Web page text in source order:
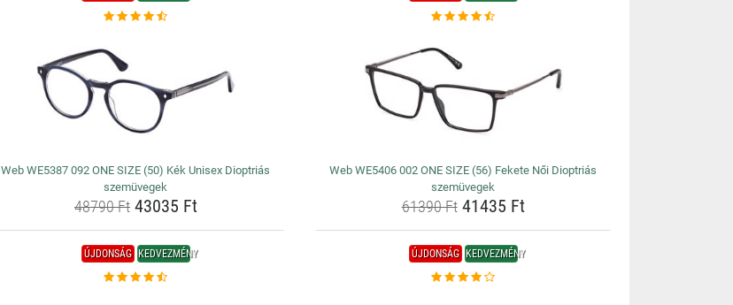
Web WE5387 092 ONE SIZE (50) Kék Unisex Dioptriás
szemüvegek
48790 Ft43035 Ft
Web WE5406 002 ONE SIZE (56) Fekete Női Dioptriás
szemüvegek
61390 Ft41435 Ft
ÚJDONSÁG KEDVEZMÉNY ÚJDONSÁG KEDVEZMÉNY